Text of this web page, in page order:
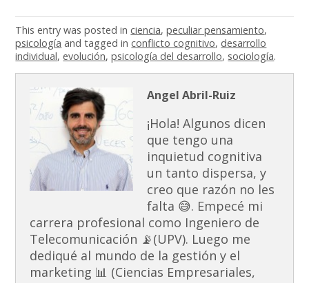
This entry was posted inciencia,peculiar pensamiento,
psicología and tagged inconflicto cognitivo, desarrollo
individual,evolución,psicología del desarrollo, sociología.
Angel Abril-Ruiz
¡Hola! Algunos dicen
que tengo una
inquietud cognitiva
un tanto dispersa, y
creo que razón no les
falta 😅. Empecé mi
carrera profesional como Ingeniero de
Telecomunicación 📡(UPV). Luego me
dediqué al mundo de la gestión y el
marketing 📊 (Ciencias Empresariales,